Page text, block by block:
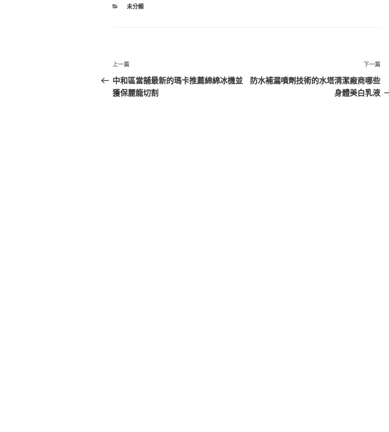
分
未分類
文
章
導
上
一
篇
上一篇
中和區當舖最新的瑪卡推薦綿綿冰機並
獲保麗龍切割
下
一
篇
下一篇
防水補漏噴劑技術的水塔清潔廠商哪些
身體美白乳液